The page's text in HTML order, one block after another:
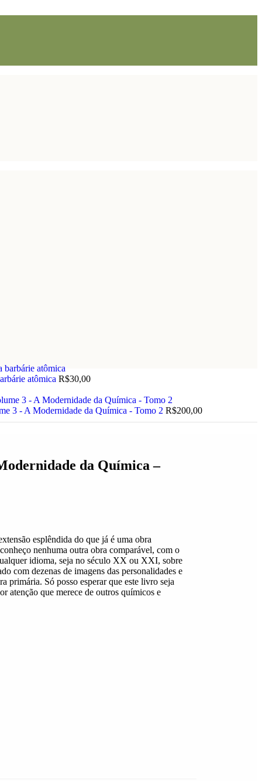
atômica R$30,00
3 - A Modernidade da Química - Tomo 2 R$200,00
da Química –
esplêndida do que já é uma obra
nenhuma outra obra comparável, com o
idioma, seja no século XX ou XXI, sobre
com dezenas de imagens das personalidades e
primária. Só posso esperar que este livro seja
atenção que merece de outros químicos e